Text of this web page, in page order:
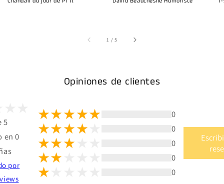
1 /de
5
Opiniones de clientes
5
en 0
por
0
0
0
0
0